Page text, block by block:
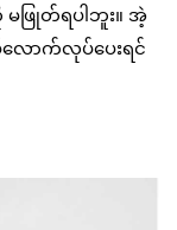
ဖြုတ်ရပါဘူး။ အဲ့
ောက်လုပ်ပေးရင်